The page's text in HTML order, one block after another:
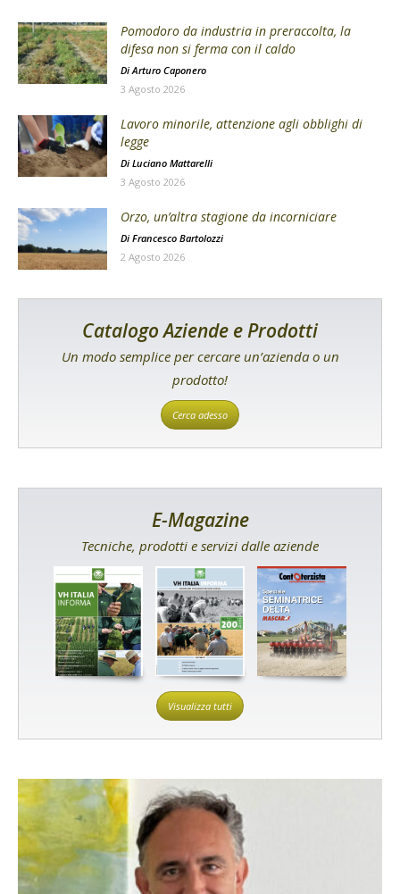
Pomodoro da industria in preraccolta, la
difesa non si ferma con il caldo
DiArturo Caponero
3 Agosto 2026
Lavoro minorile, attenzione agli obblighi di
legge
Di Luciano Mattarelli
3 Agosto 2026
Orzo, un’altra stagione da incorniciare
Di Francesco Bartolozzi
2 Agosto 2026
Catalogo Aziende e Prodotti
Un modo semplice per cercare un’azienda o un
prodotto!
Cerca adesso
E-Magazine
Tecniche, prodotti e servizi dalle aziende
Visualizza tutti